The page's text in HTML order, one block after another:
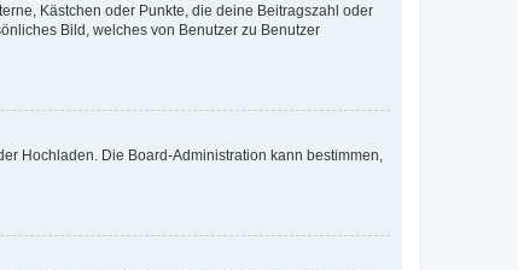
Kästchen oder Punkte, die deine Beitragszahl oder
Bild, welches von Benutzer zu Benutzer
Hochladen. Die Board-Administration kann bestimmen,